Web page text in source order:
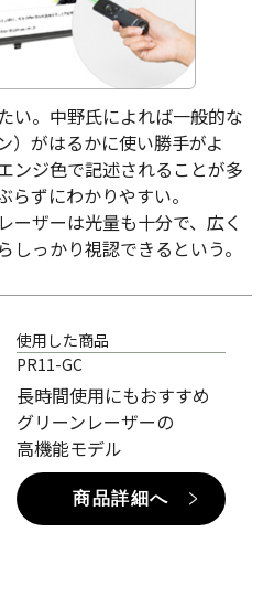
い。中野氏によれば一般的な
）がはるかに使い勝手がよ
ンジ色で記述されることが多
らずにわかりやすい。
ーザーは光量も十分で、広く
っかり視認できるという。
使用した商品
PR11-GC
長時間使用にもおすすめ
グリーンレーザーの
高機能モデル
商品詳細へ